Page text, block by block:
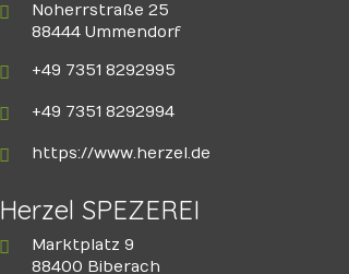
Noherrstraße 25
88444 Ummendorf
+49 7351 8292995
+49 7351 8292994
https://www.herzel.de
Herzel SPEZEREI
Marktplatz 9
88400 Biberach